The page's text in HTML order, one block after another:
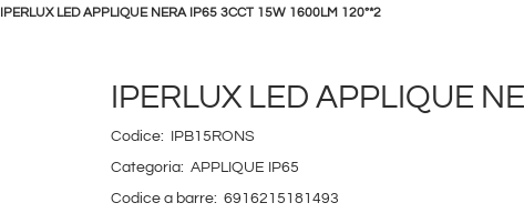
IPERLUX LED APPLIQUE NERA IP65 3CCT 15W 1600LM 120°*2
IPERLUX LED APPLIQUE
Codice: IPB15RONS
Categoria: APPLIQUE IP65
Codice a barre: 6916215181493